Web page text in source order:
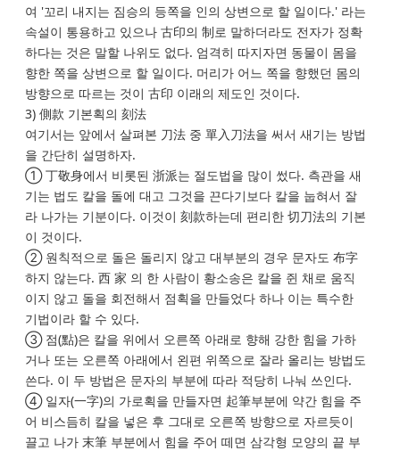
여 '꼬리 내지는 짐승의 등쪽을 인의 상변으로 할 일이다.' 라는
속설이 통용하고 있으나 古印의 制로 말하더라도 전자가 정확
하다는 것은 말할 나위도 없다. 엄격히 따지자면 동물이 몸을
향한 쪽을 상변으로 할 일이다. 머리가 어느 쪽을 향했던 몸의
방향으로 따르는 것이 古印 이래의 제도인 것이다.
3) 側款 기본획의 刻法
여기서는 앞에서 살펴본 刀法 중 單入刀法을 써서 새기는 방법
을 간단히 설명하자.
① 丁敬身에서 비롯된 浙派는 절도법을 많이 썼다. 측관을 새
기는 법도 칼을 돌에 대고 그것을 끈다기보다 칼을 눕혀서 잘
라 나가는 기분이다. 이것이 刻款하는데 편리한 切刀法의 기본
이 것이다.
② 원칙적으로 돌은 돌리지 않고 대부분의 경우 문자도 布字
하지 않는다. 西 家 의 한 사람이 황소송은 칼을 쥔 채로 움직
이지 않고 돌을 회전해서 점획을 만들었다 하나 이는 특수한
기법이라 할 수 있다.
③ 점(點)은 칼을 위에서 오른쪽 아래로 향해 강한 힘을 가하
거나 또는 오른쪽 아래에서 왼편 위쪽으로 잘라 올리는 방법도
쓴다. 이 두 방법은 문자의 부분에 따라 적당히 나눠 쓰인다.
④ 일자(一字)의 가로획을 만들자면 起筆부분에 약간 힘을 주
어 비스듬히 칼을 넣은 후 그대로 오른쪽 방향으로 자르듯이
끌고 나가 末筆 부분에서 힘을 주어 떼면 삼각형 모양의 끝 부